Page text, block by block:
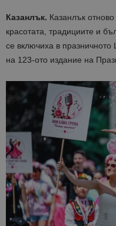
Казанлък. Казанлък
красотата, традициите и
се включиха в
на 123-ото издание на